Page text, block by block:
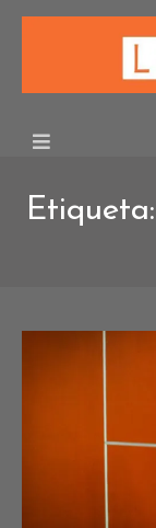
Skip
Etiqueta: